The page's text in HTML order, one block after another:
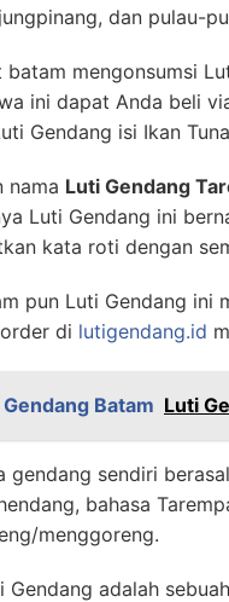
dan pulau-
batam mengonsumsi
ini dapat Anda beli
Gendang isi Ikan
nama Luti Gendang
Luti Gendang ini
kata roti dengan
pun Luti Gendang ini
di lutigendang.id
Batam Luti
gendang sendiri
bahasa
menggoreng.
Gendang adalah